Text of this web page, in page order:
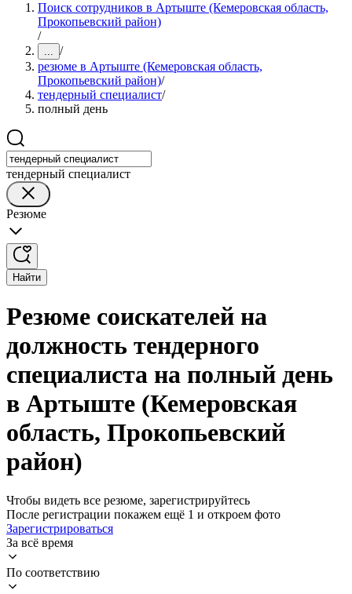
Поиск сотрудников в Артыште (Кемеровская область,
Прокопьевский район)
/
... /
резюме в Артыште (Кемеровская область,
Прокопьевский район)/
тендерный специалист/
полный день
тендерный специалист
Резюме
Найти
Резюме соискателей на
должность тендерного
специалиста на полный день
в Артыште (Кемеровская
область, Прокопьевский
район)
Чтобы видеть все резюме, зарегистрируйтесь
После регистрации покажем ещё 1 и откроем фото
Зарегистрироваться
За всё время
По соответствию